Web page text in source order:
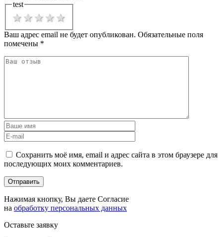
test
4 stars
3 stars
2 stars
1 star
Ваш адрес email не будет опубликован. Обязательные поля
помечены *
Сохранить моё имя, email и адрес сайта в этом браузере для
последующих моих комментариев.
Нажимая кнопку, Вы даете Согласие
на обработку персональных данных
Оставьте заявку